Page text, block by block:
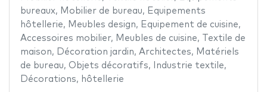
bureaux, Mobilier de bureau, Equipements
hôtellerie, Meubles design, Equipement de cuisine,
Accessoires mobilier, Meubles de cuisine,
Textile de
maison, Décoration jardin, Architectes, Matériels
de bureau, Objets décoratifs, Industrie textile,
Décorations, hôtellerie